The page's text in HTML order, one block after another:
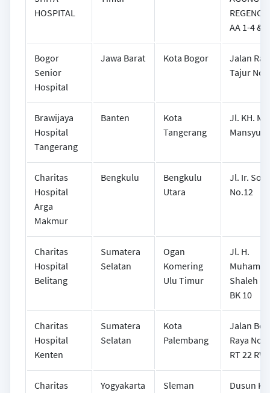
HOSPITAL
REGENCY
AA 1-4 &
Bogor
Senior
Hospital
Jawa Barat Kota Bogor
Jalan
Tajur No
Brawijaya
Hospital
Tangerang
Banten
Kota
Tangerang
Jl. KH.
Mansyur
Charitas
Hospital
Arga
Makmur
Bengkulu
Bengkulu
Utara
Jl. Ir.
No.12
Charitas
Hospital
Belitang
Sumatera
Selatan
Ogan
Komering
Ulu Timur
Jl. H.
Shaleh
BK 10
Charitas
Hospital
Kenten
Sumatera
Selatan
Kota
Palembang
Jalan
Raya No
RT 22 RW
Charitas
Yogyakarta Sleman
Dusun